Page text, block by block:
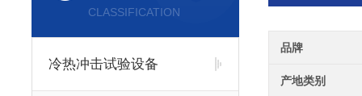
CLASSIFICATION
冷热冲击试验设备
品牌
产地类别